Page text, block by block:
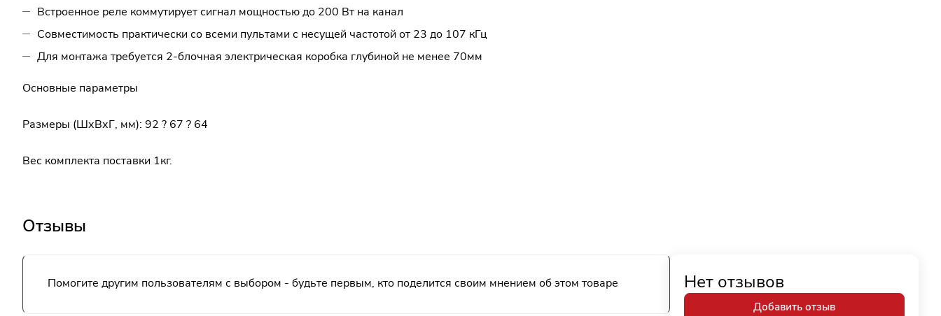
Встроенное реле коммутирует сигнал мощностью до 200 Вт на канал
Совместимость практически со всеми пультами с несущей частотой от 23 до 107 кГц
Для монтажа требуется 2-блочная электрическая коробка глубиной не менее 70мм
Основные параметры
Размеры (ШхВхГ, мм): 92 ? 67 ? 64
Вес комплекта поставки 1кг.
Отзывы
Помогите другим пользователям с выбором - будьте первым, кто поделится своим мнением об этом товаре Нет отзывов
Добавить отзыв